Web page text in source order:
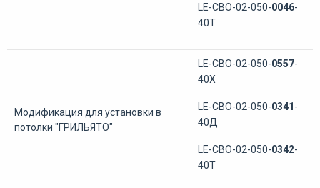
LE-СВО-02-050-0046-
40Т
Модификация для установки в
потолки "ГРИЛЬЯТО"
LE-СВО-02-050-0557-
40Х
LE-СВО-02-050-0341-
40Д
LE-СВО-02-050-0342-
40Т